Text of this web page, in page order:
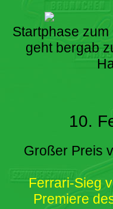
Startphase
geht bergab
10.
Großer Preis
Ferrari-Sieg
Premiere